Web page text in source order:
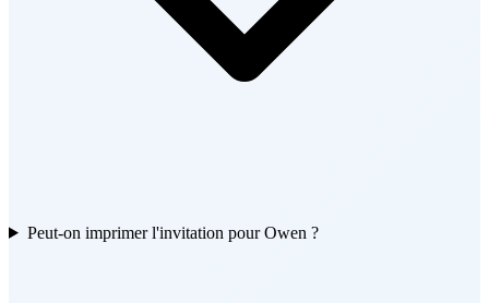
Peut-on imprimer l'invitation pour Owen ?